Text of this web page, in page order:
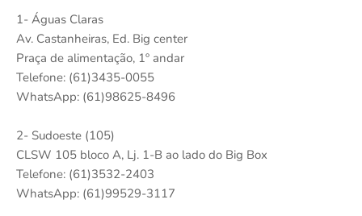
1- Águas Claras
Av. Castanheiras, Ed. Big center
Praça de alimentação, 1º andar
Telefone: (61)3435-0055
WhatsApp: (61)98625-8496
2- Sudoeste (105)
CLSW 105 bloco A, Lj. 1-B ao lado do Big Box
Telefone: (61)3532-2403
WhatsApp: (61)99529-3117